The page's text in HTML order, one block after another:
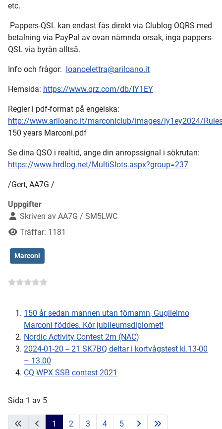
etc.
Pappers-QSL kan endast fås direkt via Clublog OQRS med
betalning via PayPal av ovan nämnda orsak, inga pappers-
QSL via byrån alltså.
Info och frågor: loanoelettra@ariloano.it
Hemsida: https://www.qrz.com/db/IY1EY
Regler i pdf-format på engelska:
http://www.ariloano.it/marconiclub/images/iy1ey2024/
150 years Marconi.pdf
Se dina QSO i realtid, ange din anropssignal i sökrutan:
https://www.hrdlog.net/MultiSlots.aspx?group=237
/Gert, AA7G /
Uppgifter
Skriven av AA7G / SM5LWC
Träffar: 1181
Marconi
150 år sedan mannen utan förnamn, Guglielmo
Marconi föddes. Kör jubileumsdiplomet!
Nordic Activity Contest 2m (NAC)
2024-01-20 -- 21 SK7BQ deltar i kortvågstest kl.13-00
– 13.00
CQ WPX SSB contest 2021
Sida 1 av 5
1 2 3 4 5